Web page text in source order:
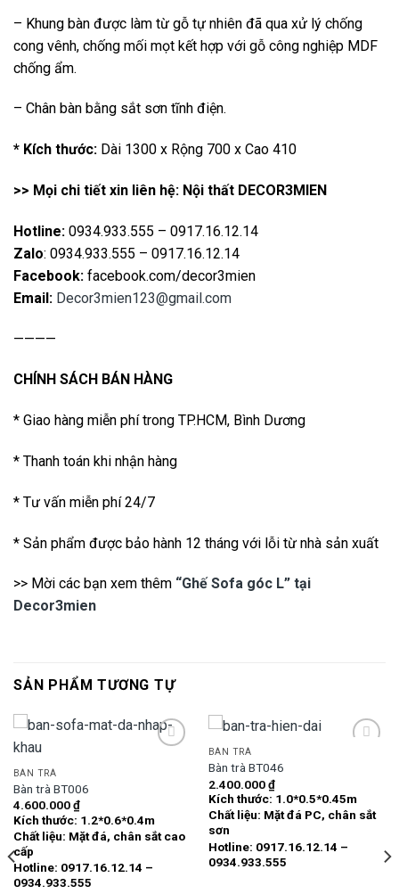
– Khung bàn được làm từ gỗ tự nhiên đã qua xử lý chống
cong vênh, chống mối mọt kết hợp với gỗ công nghiệp MDF
chống ẩm.
– Chân bàn bằng sắt sơn tĩnh điện.
* Kích thước: Dài 1300 x Rộng 700 x Cao 410
>> Mọi chi tiết xin liên hệ: Nội thất DECOR3MIEN
Hotline: 0934.933.555 – 0917.16.12.14
Zalo: 0934.933.555 – 0917.16.12.14
Facebook: facebook.com/decor3mien
Email: Decor3mien123@gmail.com
————
CHÍNH SÁCH BÁN HÀNG
* Giao hàng miễn phí trong TP.HCM, Bình Dương
* Thanh toán khi nhận hàng
* Tư vấn miễn phí 24/7
* Sản phẩm được bảo hành 12 tháng với lỗi từ nhà sản xuất
>> Mời các bạn xem thêm “Ghế Sofa góc L” tại
Decor3mien
SẢN PHẨM TƯƠNG TỰ
BÀN TRÀ
Bàn trà BT006
4.600.000₫
Kích thước: 1.2*0.6*0.4m
Chất liệu: Mặt đá, chân sắt cao
cấp
Hotline: 0917.16.12.14 –
0934.933.555
wishlist
BÀN TRÀ
Bàn trà BT046
2.400.000₫
Kích thước: 1.0*0.5*0.45m
Chất liệu: Mặt đá PC, chân sắt
sơn
Hotline: 0917.16.12.14 –
0934.933.555